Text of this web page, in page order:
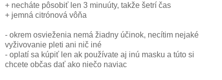
+ necháte pôsobiť len 3 minuúty, takže šetrí čas
+ jemná citrónová vôňa
- okrem osvieženia nemá žiadny účinok, necítim nejaké
vyživovanie pleti ani nič iné
- oplatí sa kúpiť len ak používate aj inú masku a túto si
chcete občas dať ako niečo naviac